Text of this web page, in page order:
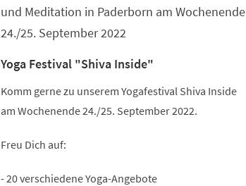
und Meditation in Paderborn am Wochenende
24./25. September 2022
Yoga Festival "Shiva Inside"
Komm gerne zu unserem Yogafestival Shiva Inside
am Wochenende 24./25. September 2022.
Freu Dich auf:
- 20 verschiedene Yoga-Angebote